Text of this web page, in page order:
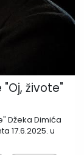
živote"
Džeka Dimića
17.6.2025. u